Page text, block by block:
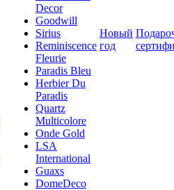
Decor
Goodwill
Sirius
Reminiscence
Fleurie
Paradis Bleu
Herbier Du
Paradis
Quartz
Multicolore
Onde Gold
LSA
International
Guaxs
DomeDeco
Новый
год